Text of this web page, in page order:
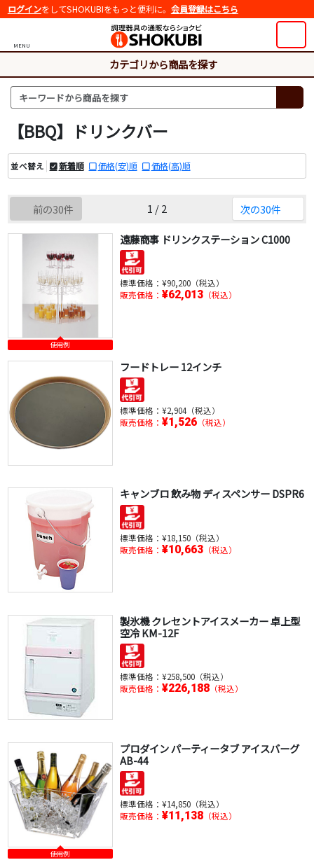
ログインをしてSHOKUBIをもっと便利に。 会員登録はこちら
MENU
カテゴリから商品を探す
【BBQ】ドリンクバー
並べ替え 新着順 価格(安)順 価格(高)順
前の30件 1 / 2 次の30件
使用例
遠藤商事 ドリンクステーション C1000
標準価格： ¥90,200（税込）
販売価格： ¥62,013（税込）
フードトレー 12インチ
標準価格： ¥2,904（税込）
販売価格： ¥1,526（税込）
キャンブロ 飲み物 ディスペンサー DSPR6
標準価格： ¥18,150（税込）
販売価格： ¥10,663（税込）
製氷機 クレセントアイスメーカー 卓上型
空冷 KM-12F
標準価格： ¥258,500（税込）
販売価格： ¥226,188（税込）
使用例
プロダイン パーティータブ アイスバーグ
AB-44
標準価格： ¥14,850（税込）
販売価格： ¥11,138（税込）